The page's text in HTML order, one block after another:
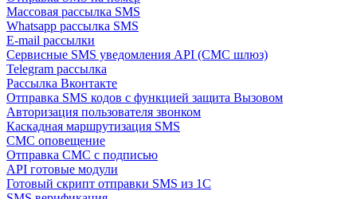
Массовая рассылка SMS
Whatsapp рассылка SMS
E-mail рассылки
Сервисные SMS уведомления API (СМС шлюз)
Telegram рассылка
Рассылка Вконтакте
Отправка SMS кодов с функцией защита Вызовом
Авторизация пользователя звонком
Каскадная маршрутизация SMS
СМС оповещение
Отправка СМС с подписью
API готовые модули
Готовый скрипт отправки SMS из 1C